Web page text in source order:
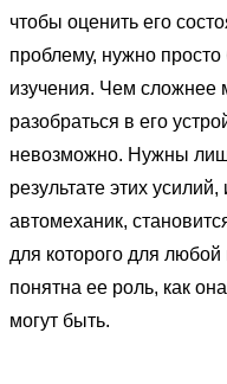
чтобы оценить его
проблему, нужно
изучения. Чем сложнее
разобраться в его
невозможно. Нужны
результате этих
автомеханик,
для которого для
понятна ее роль, как
могут быть.